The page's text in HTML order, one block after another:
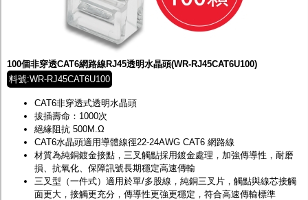
100個非穿透CAT6網路線RJ45透明水晶頭(WR-RJ45CAT6U100)
料號:WR-RJ45CAT6U100
CAT6非穿透式透明水晶頭
拔插壽命：1000次
絕緣阻抗 500M.Ω
CAT6水晶頭適用導體線徑22-24AWG CAT6 網路線
材質為純銅鍍金接點，三叉觸點採用鍍金處理，加強傳導性，耐磨
損、抗氧化、保障訊號長期穩定高速傳輸
三叉型（一件式）適用於單/多股線，純銅三叉片，觸點與線芯接觸
面更大，接觸更充分，傳導性更強更穩定，符合高速傳輸標準